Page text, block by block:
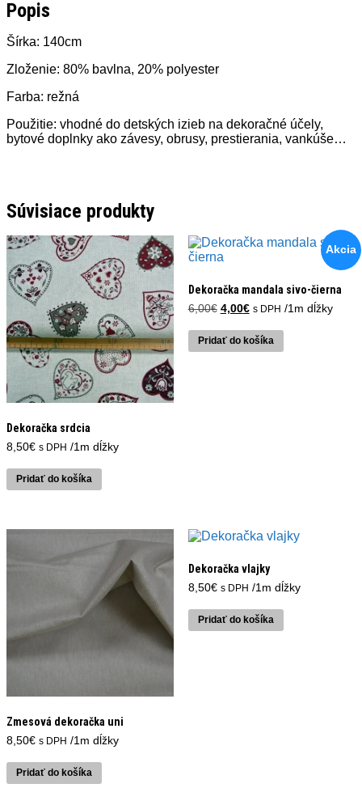
Popis
Šírka: 140cm
Zloženie: 80% bavlna, 20% polyester
Farba: režná
Použitie: vhodné do detských izieb na dekoračné účely,
bytové doplnky ako závesy, obrusy, prestierania, vankúše…
Súvisiace produkty
Dekoračka srdcia
8,50€ s DPH /1m dĺžky
Pridať do košíka
Akcia
Dekoračka mandala sivo-čierna
6,00€ Pôvodná
bola:
6,00€.
4,00€Aktuálna
je:
4,00€.
s DPH /1m dĺžky
Pridať do košíka
Zmesová dekoračka uni
8,50€ s DPH /1m dĺžky
Pridať do košíka
Dekoračka vlajky
8,50€ s DPH /1m dĺžky
Pridať do košíka